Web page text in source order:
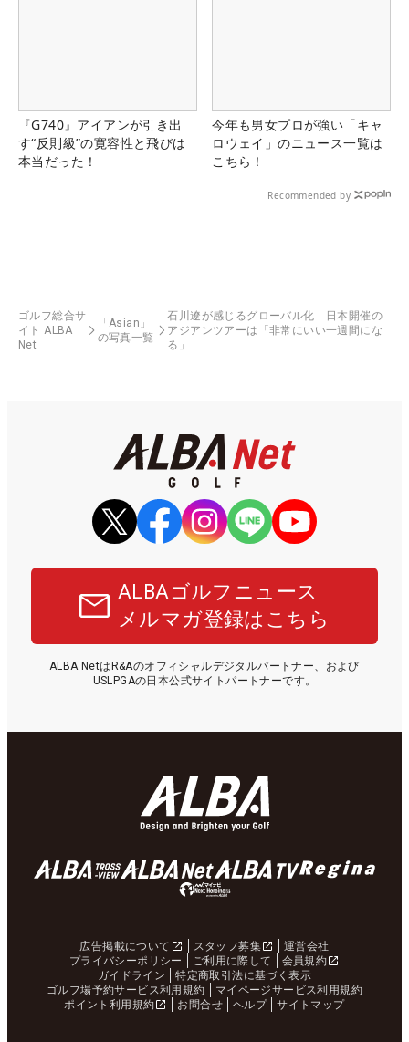
『G740』アイアンが引き出
す“反則級”の寛容性と飛びは
本当だった！
今年も男女プロが強い「キャ
ロウェイ」のニュース一覧は
こちら！
Recommended by
ゴルフ総合サ
イト ALBA
Net
「Asian」
の写真一覧
石川遼が感じるグローバル化 日本開催の
アジアンツアーは「非常にいい一週間にな
る」
ALBAゴルフニュース
メルマガ登録はこちら
ALBA NetはR&Aのオフィシャルデジタルパートナー、および
USLPGAの日本公式サイトパートナーです。
広告掲載について スタッフ募集
運営会社
プライバシーポリシー
ご利用に際して
会員規約
ガイドライン
特定商取引法に基づく表示
ゴルフ場予約サービス利用規約
マイページサービス利用規約
ポイント利用規約
お問合せ ヘルプ サイトマップ